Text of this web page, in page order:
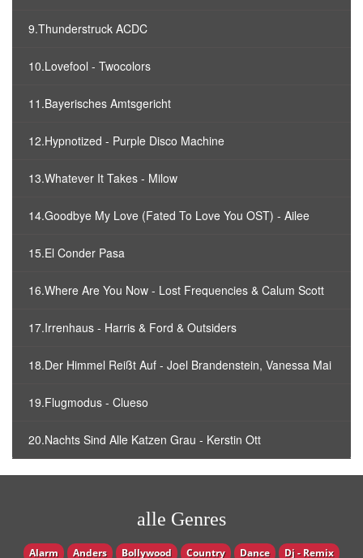
9.Thunderstruck ACDC
10.Lovefool - Twocolors
11.Bayerisches Amtsgericht
12.Hypnotized - Purple Disco Machine
13.Whatever It Takes - Milow
14.Goodbye My Love (Fated To Love You OST) - Ailee
15.El Conder Pasa
16.Where Are You Now - Lost Frequencies & Calum Scott
17.Irrenhaus - Harris & Ford & Outsiders
18.Der Himmel Reißt Auf - Joel Brandenstein, Vanessa Mai
19.Flugmodus - Clueso
20.Nachts Sind Alle Katzen Grau - Kerstin Ott
alle Genres
Alarm Anders Bollywood Country Dance Dj - Remix